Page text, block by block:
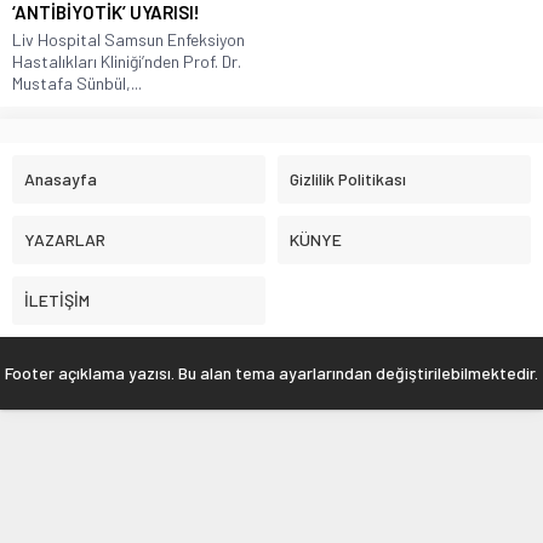
‘ANTİBİYOTİK’ UYARISI!
Liv Hospital Samsun Enfeksiyon
Hastalıkları Kliniği’nden Prof. Dr.
Mustafa Sünbül,...
Anasayfa Gizlilik Politikası
YAZARLAR KÜNYE
İLETİŞİM
Footer açıklama yazısı. Bu alan tema ayarlarından değiştirilebilmektedir.